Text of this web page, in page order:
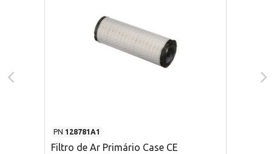
PN 128781A1
Filtro de Ar Primário Case CE